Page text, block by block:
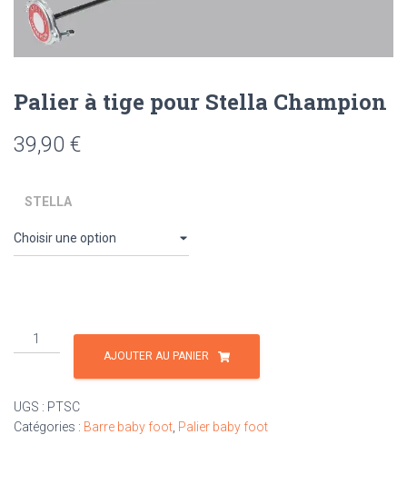
Palier à tige pour Stella Champion
39,90 €
STELLA
quantité
de
tige
pour
AJOUTER AU PANIER
UGS : PTSC
Catégories : Barre baby foot, Palier baby foot